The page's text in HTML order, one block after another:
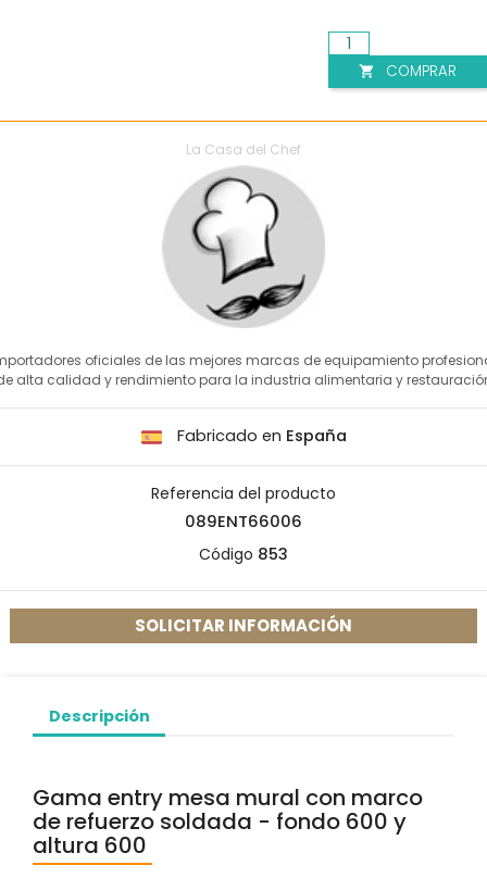
La Casa del Chef
oficiales de las mejores marcas de equipamiento
alta calidad y rendimiento para la industria alimentaria y
Fabricado en España
Referencia del producto
089ENT66006
Código 853
SOLICITAR INFORMACIÓN
 COMPRAR
Descripción
Gama entry mesa mural con marco
de refuerzo soldada - fondo 600 y
altura 600